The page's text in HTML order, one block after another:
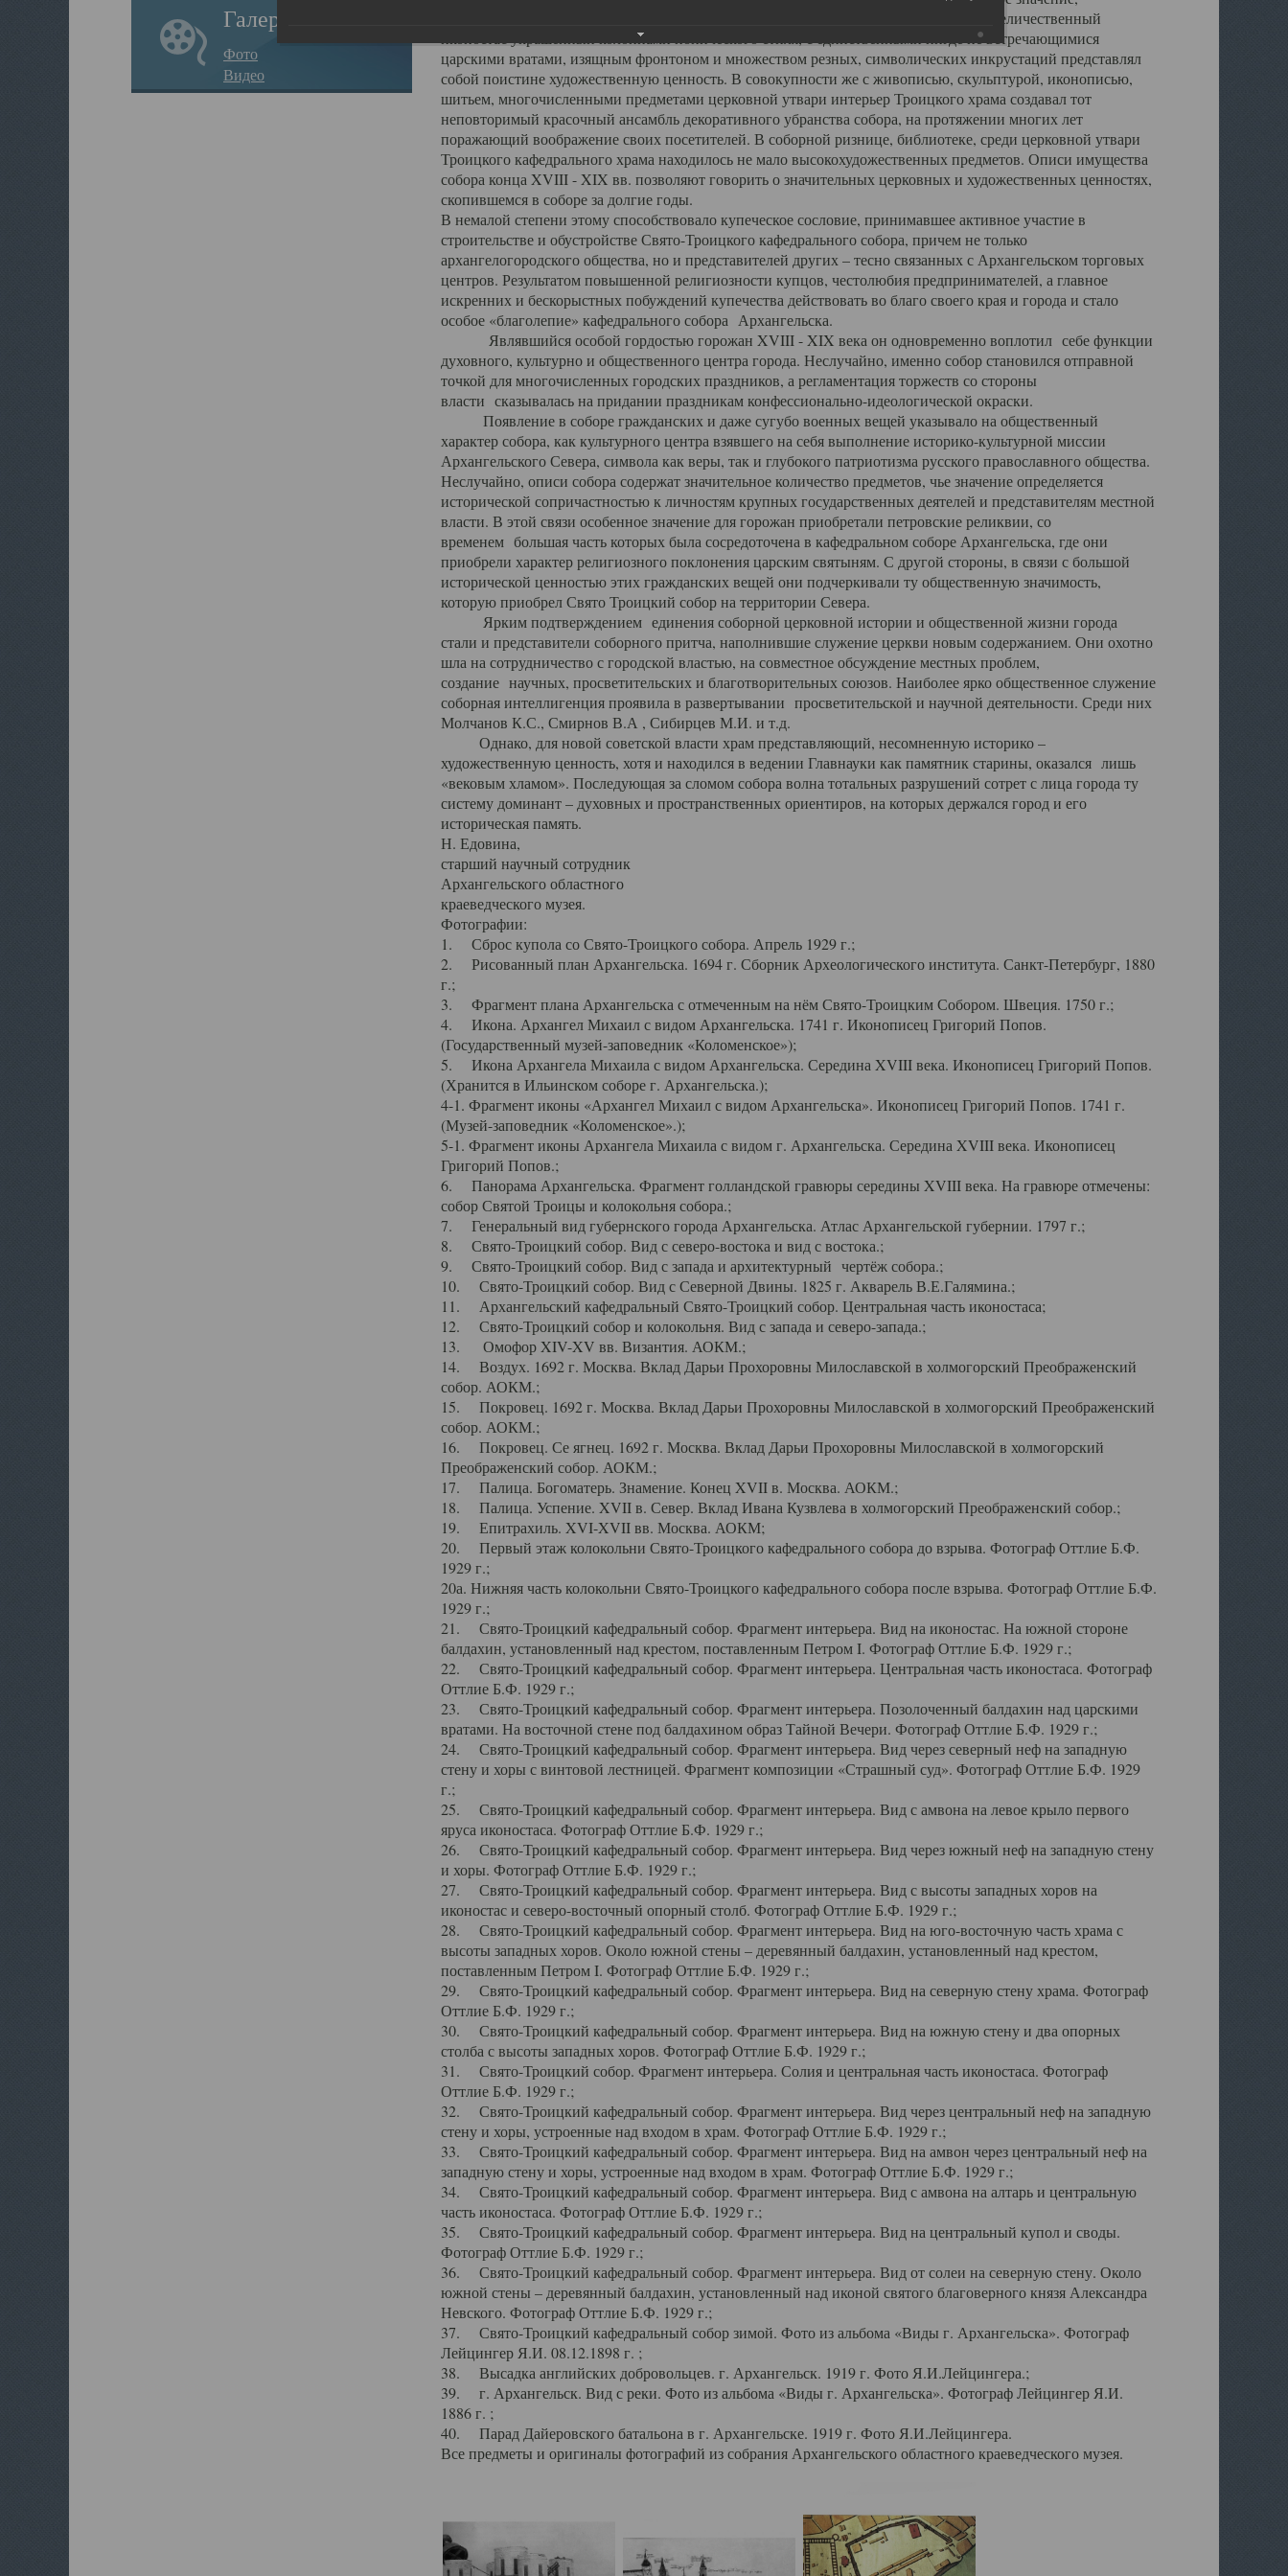
Галерея
Фото
Видео
заслуженно выделяя из многочисленных культовых построек города. Обширный и величественный
иконостас украшенный колоннами ионического стиля, с единственными нигде не встречающимися
царскими вратами, изящным фронтоном и множеством резных, символических инкрустаций представлял
собой поистине художественную ценность. В совокупности же с живописью, скульптурой, иконописью,
шитьем, многочисленными предметами церковной утвари интерьер Троицкого храма создавал тот
неповторимый красочный ансамбль декоративного убранства собора, на протяжении многих лет
поражающий воображение своих посетителей. В соборной ризнице, библиотеке, среди церковной утвари
Троицкого кафедрального храма находилось не мало высокохудожественных предметов. Описи имущества
собора конца XVIII - XIX вв. позволяют говорить о значительных церковных и художественных ценностях,
скопившемся в соборе за долгие годы.
В немалой степени этому способствовало купеческое сословие, принимавшее активное участие в
строительстве и обустройстве Свято-Троицкого кафедрального собора, причем не только
архангелогородского общества, но и представителей других – тесно связанных с Архангельском торговых
центров. Результатом повышенной религиозности купцов, честолюбия предпринимателей, а главное
искренних и бескорыстных побуждений купечества действовать во благо своего края и города и стало
особое «благолепие» кафедрального собора Архангельска.
Являвшийся особой гордостью горожан XVIII - XIX века он одновременно воплотил себе функции
духовного, культурно и общественного центра города. Неслучайно, именно собор становился отправной
точкой для многочисленных городских праздников, а регламентация торжеств со стороны
власти сказывалась на придании праздникам конфессионально-идеологической окраски.
Появление в соборе гражданских и даже сугубо военных вещей указывало на общественный
характер собора, как культурного центра взявшего на себя выполнение историко-культурной миссии
Архангельского Севера, символа как веры, так и глубокого патриотизма русского православного общества.
Неслучайно, описи собора содержат значительное количество предметов, чье значение определяется
исторической сопричастностью к личностям крупных государственных деятелей и представителям местной
власти. В этой связи особенное значение для горожан приобретали петровские реликвии, со
временем большая часть которых была сосредоточена в кафедральном соборе Архангельска, где они
приобрели характер религиозного поклонения царским святыням. С другой стороны, в связи с большой
исторической ценностью этих гражданских вещей они подчеркивали ту общественную значимость,
которую приобрел Свято Троицкий собор на территории Севера.
Ярким подтверждением единения соборной церковной истории и общественной жизни города
стали и представители соборного притча, наполнившие служение церкви новым содержанием. Они охотно
шла на сотрудничество с городской властью, на совместное обсуждение местных проблем,
создание научных, просветительских и благотворительных союзов. Наиболее ярко общественное служение
соборная интеллигенция проявила в развертывании просветительской и научной деятельности. Среди них
Молчанов К.С., Смирнов В.А , Сибирцев М.И. и т.д.
Однако, для новой советской власти храм представляющий, несомненную историко –
художественную ценность, хотя и находился в ведении Главнауки как памятник старины, оказался лишь
«вековым хламом». Последующая за сломом собора волна тотальных разрушений сотрет с лица города ту
систему доминант – духовных и пространственных ориентиров, на которых держался город и его
историческая память.
Н. Едовина,
старший научный сотрудник
Архангельского областного
краеведческого музея.
Фотографии:
1. Сброс купола со Свято-Троицкого собора. Апрель 1929 г.;
2. Рисованный план Архангельска. 1694 г. Сборник Археологического института. Санкт-Петербург, 1880
г.;
3. Фрагмент плана Архангельска с отмеченным на нём Свято-Троицким Собором. Швеция. 1750 г.;
4. Икона. Архангел Михаил с видом Архангельска. 1741 г. Иконописец Григорий Попов.
(Государственный музей-заповедник «Коломенское»);
5. Икона Архангела Михаила с видом Архангельска. Середина XVIII века. Иконописец Григорий Попов.
(Хранится в Ильинском соборе г. Архангельска.);
4-1. Фрагмент иконы «Архангел Михаил с видом Архангельска». Иконописец Григорий Попов. 1741 г.
(Музей-заповедник «Коломенское».);
5-1. Фрагмент иконы Архангела Михаила с видом г. Архангельска. Середина XVIII века. Иконописец
Григорий Попов.;
6. Панорама Архангельска. Фрагмент голландской гравюры середины XVIII века. На гравюре отмечены:
собор Святой Троицы и колокольня собора.;
7. Генеральный вид губернского города Архангельска. Атлас Архангельской губернии. 1797 г.;
8. Свято-Троицкий собор. Вид с северо-востока и вид с востока.;
9. Свято-Троицкий собор. Вид с запада и архитектурный чертёж собора.;
10. Свято-Троицкий собор. Вид с Северной Двины. 1825 г. Акварель В.Е.Галямина.;
11. Архангельский кафедральный Свято-Троицкий собор. Центральная часть иконостаса;
12. Свято-Троицкий собор и колокольня. Вид с запада и северо-запада.;
13. Омофор XIV-XV вв. Византия. АОКМ.;
14. Воздух. 1692 г. Москва. Вклад Дарьи Прохоровны Милославской в холмогорский Преображенский
собор. АОКМ.;
15. Покровец. 1692 г. Москва. Вклад Дарьи Прохоровны Милославской в холмогорский Преображенский
собор. АОКМ.;
16. Покровец. Се ягнец. 1692 г. Москва. Вклад Дарьи Прохоровны Милославской в холмогорский
Преображенский собор. АОКМ.;
17. Палица. Богоматерь. Знамение. Конец XVII в. Москва. АОКМ.;
18. Палица. Успение. XVII в. Север. Вклад Ивана Кузвлева в холмогорский Преображенский собор.;
19. Епитрахиль. XVI-XVII вв. Москва. АОКМ;
20. Первый этаж колокольни Свято-Троицкого кафедрального собора до взрыва. Фотограф Оттлие Б.Ф.
1929 г.;
20а. Нижняя часть колокольни Свято-Троицкого кафедрального собора после взрыва. Фотограф Оттлие Б.Ф.
1929 г.;
21. Свято-Троицкий кафедральный собор. Фрагмент интерьера. Вид на иконостас. На южной стороне
балдахин, установленный над крестом, поставленным Петром I. Фотограф Оттлие Б.Ф. 1929 г.;
22. Свято-Троицкий кафедральный собор. Фрагмент интерьера. Центральная часть иконостаса. Фотограф
Оттлие Б.Ф. 1929 г.;
23. Свято-Троицкий кафедральный собор. Фрагмент интерьера. Позолоченный балдахин над царскими
вратами. На восточной стене под балдахином образ Тайной Вечери. Фотограф Оттлие Б.Ф. 1929 г.;
24. Свято-Троицкий кафедральный собор. Фрагмент интерьера. Вид через северный неф на западную
стену и хоры с винтовой лестницей. Фрагмент композиции «Страшный суд». Фотограф Оттлие Б.Ф. 1929
г.;
25. Свято-Троицкий кафедральный собор. Фрагмент интерьера. Вид с амвона на левое крыло первого
яруса иконостаса. Фотограф Оттлие Б.Ф. 1929 г.;
26. Свято-Троицкий кафедральный собор. Фрагмент интерьера. Вид через южный неф на западную стену
и хоры. Фотограф Оттлие Б.Ф. 1929 г.;
27. Свято-Троицкий кафедральный собор. Фрагмент интерьера. Вид с высоты западных хоров на
иконостас и северо-восточный опорный столб. Фотограф Оттлие Б.Ф. 1929 г.;
28. Свято-Троицкий кафедральный собор. Фрагмент интерьера. Вид на юго-восточную часть храма с
высоты западных хоров. Около южной стены – деревянный балдахин, установленный над крестом,
поставленным Петром I. Фотограф Оттлие Б.Ф. 1929 г.;
29. Свято-Троицкий кафедральный собор. Фрагмент интерьера. Вид на северную стену храма. Фотограф
Оттлие Б.Ф. 1929 г.;
30. Свято-Троицкий кафедральный собор. Фрагмент интерьера. Вид на южную стену и два опорных
столба с высоты западных хоров. Фотограф Оттлие Б.Ф. 1929 г.;
31. Свято-Троицкий собор. Фрагмент интерьера. Солия и центральная часть иконостаса. Фотограф
Оттлие Б.Ф. 1929 г.;
32. Свято-Троицкий кафедральный собор. Фрагмент интерьера. Вид через центральный неф на западную
стену и хоры, устроенные над входом в храм. Фотограф Оттлие Б.Ф. 1929 г.;
33. Свято-Троицкий кафедральный собор. Фрагмент интерьера. Вид на амвон через центральный неф на
западную стену и хоры, устроенные над входом в храм. Фотограф Оттлие Б.Ф. 1929 г.;
34. Свято-Троицкий кафедральный собор. Фрагмент интерьера. Вид с амвона на алтарь и центральную
часть иконостаса. Фотограф Оттлие Б.Ф. 1929 г.;
35. Свято-Троицкий кафедральный собор. Фрагмент интерьера. Вид на центральный купол и своды.
Фотограф Оттлие Б.Ф. 1929 г.;
36. Свято-Троицкий кафедральный собор. Фрагмент интерьера. Вид от солеи на северную стену. Около
южной стены – деревянный балдахин, установленный над иконой святого благоверного князя Александра
Невского. Фотограф Оттлие Б.Ф. 1929 г.;
37. Свято-Троицкий кафедральный собор зимой. Фото из альбома «Виды г. Архангельска». Фотограф
Лейцингер Я.И. 08.12.1898 г. ;
38. Высадка английских добровольцев. г. Архангельск. 1919 г. Фото Я.И.Лейцингера.;
39. г. Архангельск. Вид с реки. Фото из альбома «Виды г. Архангельска». Фотограф Лейцингер Я.И.
1886 г. ;
40. Парад Дайеровского батальона в г. Архангельске. 1919 г. Фото Я.И.Лейцингера.
Все предметы и оригиналы фотографий из собрания Архангельского областного краеведческого музея.